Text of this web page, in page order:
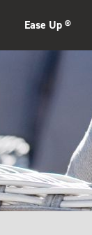
Ease Up ®